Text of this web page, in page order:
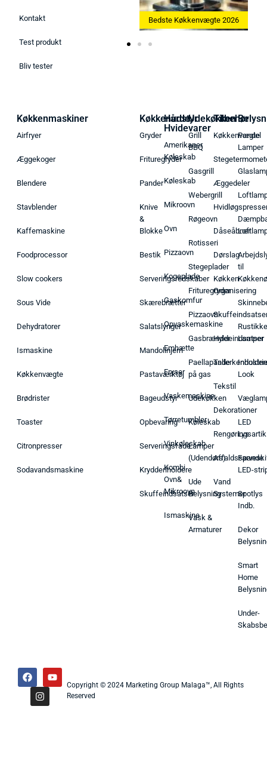
Kontakt
Test produkt
Bliv tester
Bedste Ismaskine 2026 Bedste Køkkenvægte 2026
Køkkenmaskiner
Airfryer
Æggekoger
Blendere
Stavblender
Kaffemaskine
Foodprocessor
Slow cookers
Sous Vide
Dehydratorer
Ismaskine
Køkkenvægte
Brødrister
Toaster
Citronpresser
Sodavandsmaskine
Køkkenudstyr
Gryder
Frituregryder
Pander
Knive
&
Blokke
Bestik
Serveringsredskaber
Skærebrætter
Salatslynger
Mandolinjern
Pastaværktøj
Bageudstyr
Opbevaring
Serveringsfade
Krydderiholdere
Skuffeindsatser
Hårde
Hvidevarer
Amerikaner
Køleskab
Køleskab
Mikroovn
Ovn
Pizzaovn
Kogeplade
Gaskomfur
Opvaskemaskine
Emhætte
Fryser
Vaskemaskine
Tørretumbler
Vinkøleskab
Kombi
Ovn&
Mikroovn
Ismaskine
Udekøkken
Grill
BBQ
Gasgrill
Webergrill
Røgeovn
Rotisseri
Stegeplader
Frituregryder
Pizzaovn
Gasbrænder
Paellapande
på gas
Udekøkken
Køleskab
Lamper
(Udendørs)
Ude
Belysning
Vask &
Armaturer
Tilbehør
Køkkenvægte
Æggedeler
Dåseåbner
Dørslag
Køkken
Organisering
Hyldeindsatser
Tekstil
Dekorationer
Affaldsspande
Vand
Systemer
Pendel
Lamper
til
Rustikke
Lamper
Look
LED
Lys
LED-
Spotlys
Indb.
Dekor
Smart
Home
Under-
Copyright © 2024 Marketing Group Malaga™, All Rights
Reserved